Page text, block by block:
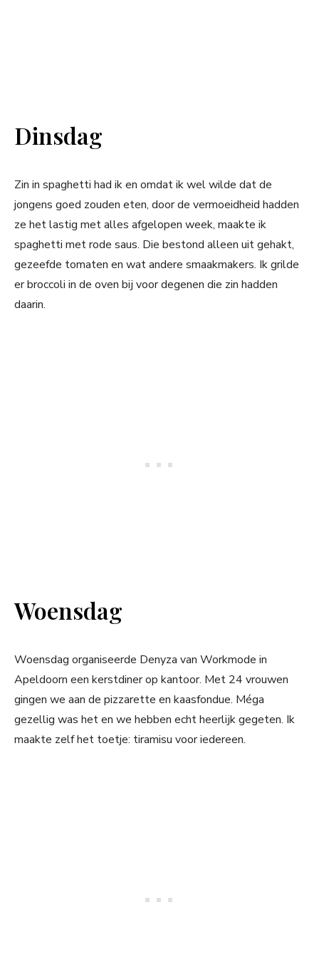
Dinsdag
Zin in spaghetti had ik en omdat ik wel wilde dat de
jongens goed zouden eten, door de vermoeidheid hadden
ze het lastig met alles afgelopen week, maakte ik
spaghetti met rode saus. Die bestond alleen uit gehakt,
gezeefde tomaten en wat andere smaakmakers. Ik grilde
er broccoli in de oven bij voor degenen die zin hadden
daarin.
Woensdag
Woensdag organiseerde Denyza van Workmode in
Apeldoorn een kerstdiner op kantoor. Met 24 vrouwen
gingen we aan de pizzarette en kaasfondue. Méga
gezellig was het en we hebben echt heerlijk gegeten. Ik
maakte zelf het toetje: tiramisu voor iedereen.